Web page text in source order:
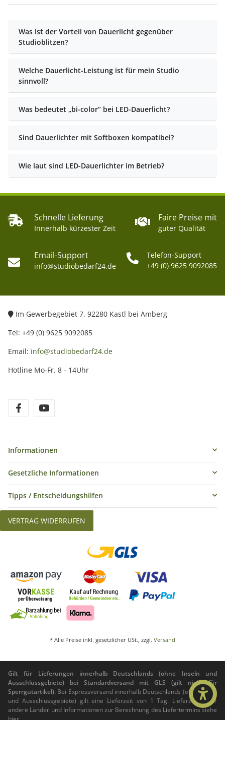
Was ist der Vorteil von Dauerlicht gegenüber
Studioblitzen?
Welche Dauerlicht-Leistung ist für mein Studio
sinnvoll?
Was bedeutet „bi-color“ bei LED-Dauerlicht?
Sind Dauerlichter mit Softboxen kompatibel?
Wie laut sind LED-Dauerlichter im Betrieb?
Schnelle Lieferung
Innerhalb kürzester Zeit
Faire Preise mit
guter Qualität
Email-Support
info@studiobedarf24.de
Telefon-Support
+49 (0) 9625 9092085
Im Gewerbegebiet 7, 92280 Kastl bei Amberg
Tel: +49 (0) 9625 9092085
Email: info@studiobedarf24.de
Hotline Mo-Fr. 8 - 14Uhr
Informationen
Gesetzliche Informationen
Tipps / Entscheidungshilfen
VERTRAG WIDERRUFEN
* Alle Preise inkl. gesetzlicher USt., zzgl. Versand
Gilt für Lieferungen innerhalb Deutschlands (ohne Inseln und
Ausschlussgebiete) bei Standardversand mit GLS (gilt nicht für
Sperrgutartikel). Bei Expressversand innerhalb Deutschlands (ohne Inseln
und Ausschlussgebiete) gilt eine Lieferzeit von 1 Tag. Lieferzeiten für
andere Länder und Informationen zur Berechnung des Liefertermins siehe
hier.